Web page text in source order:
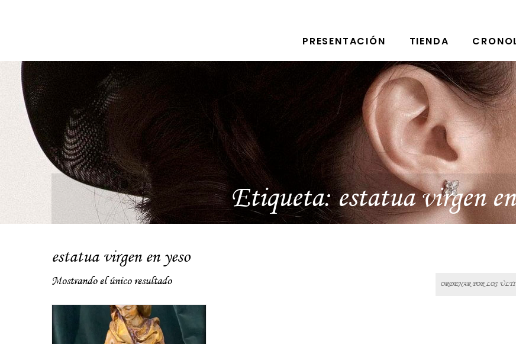
PRESENTACIÓN TIENDA
Etiqueta:estatua virgen
estatua virgen en yeso
Mostrando el único resultado